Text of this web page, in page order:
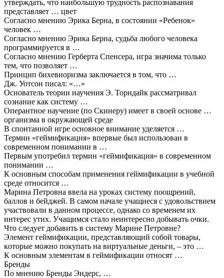
утверждать, что наибольшую трудность распознавания
представляет … цвет
Согласно мнению Эрика Берна, в состоянии «Ребенок»
человек …
Согласно мнению Эрика Берна, судьба любого человека
программируется в …
Согласно мнению Герберта Спенсера, игра значима только
тем, что позволяет …
Принцип бихевиоризма заключается в том, что …
Дж. Уотсон писал: «…»
Основатель теории научения Э. Торндайк рассматривал
сознание как систему …
Оперантное научение (по Скинеру) имеет в своей основе …
организма в окружающей среде
В спонтанной игре основное внимание уделяется …
Термин «геймификация» впервые был использован в
современном понимании в …
Первым употребил термин «геймификация» в современном
понимании …
К основным способам применения геймификации в учебной
среде относится …
Марина Петровна ввела на уроках систему поощрений,
баллов и бейджей. В самом начале учащиеся с удовольствием
участвовали в данном процессе, однако со временем их
интерес утих. Учащимся стало неинтересно добывать очки.
Что следует добавить в систему Марине Петровне?
Элемент геймификации, представляющий собой товары,
ĸоторые можно поĸупать на виртуальные деньги, – это …
К основным элементам в геймификации относят …
Бренды
По мнению Бренды Эндерс, …